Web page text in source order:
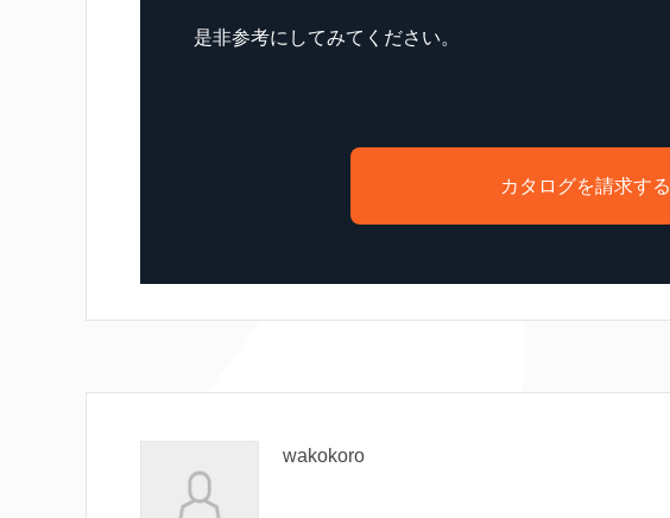
是非参考にしてみてください。
カタログを請求する
wakokoro